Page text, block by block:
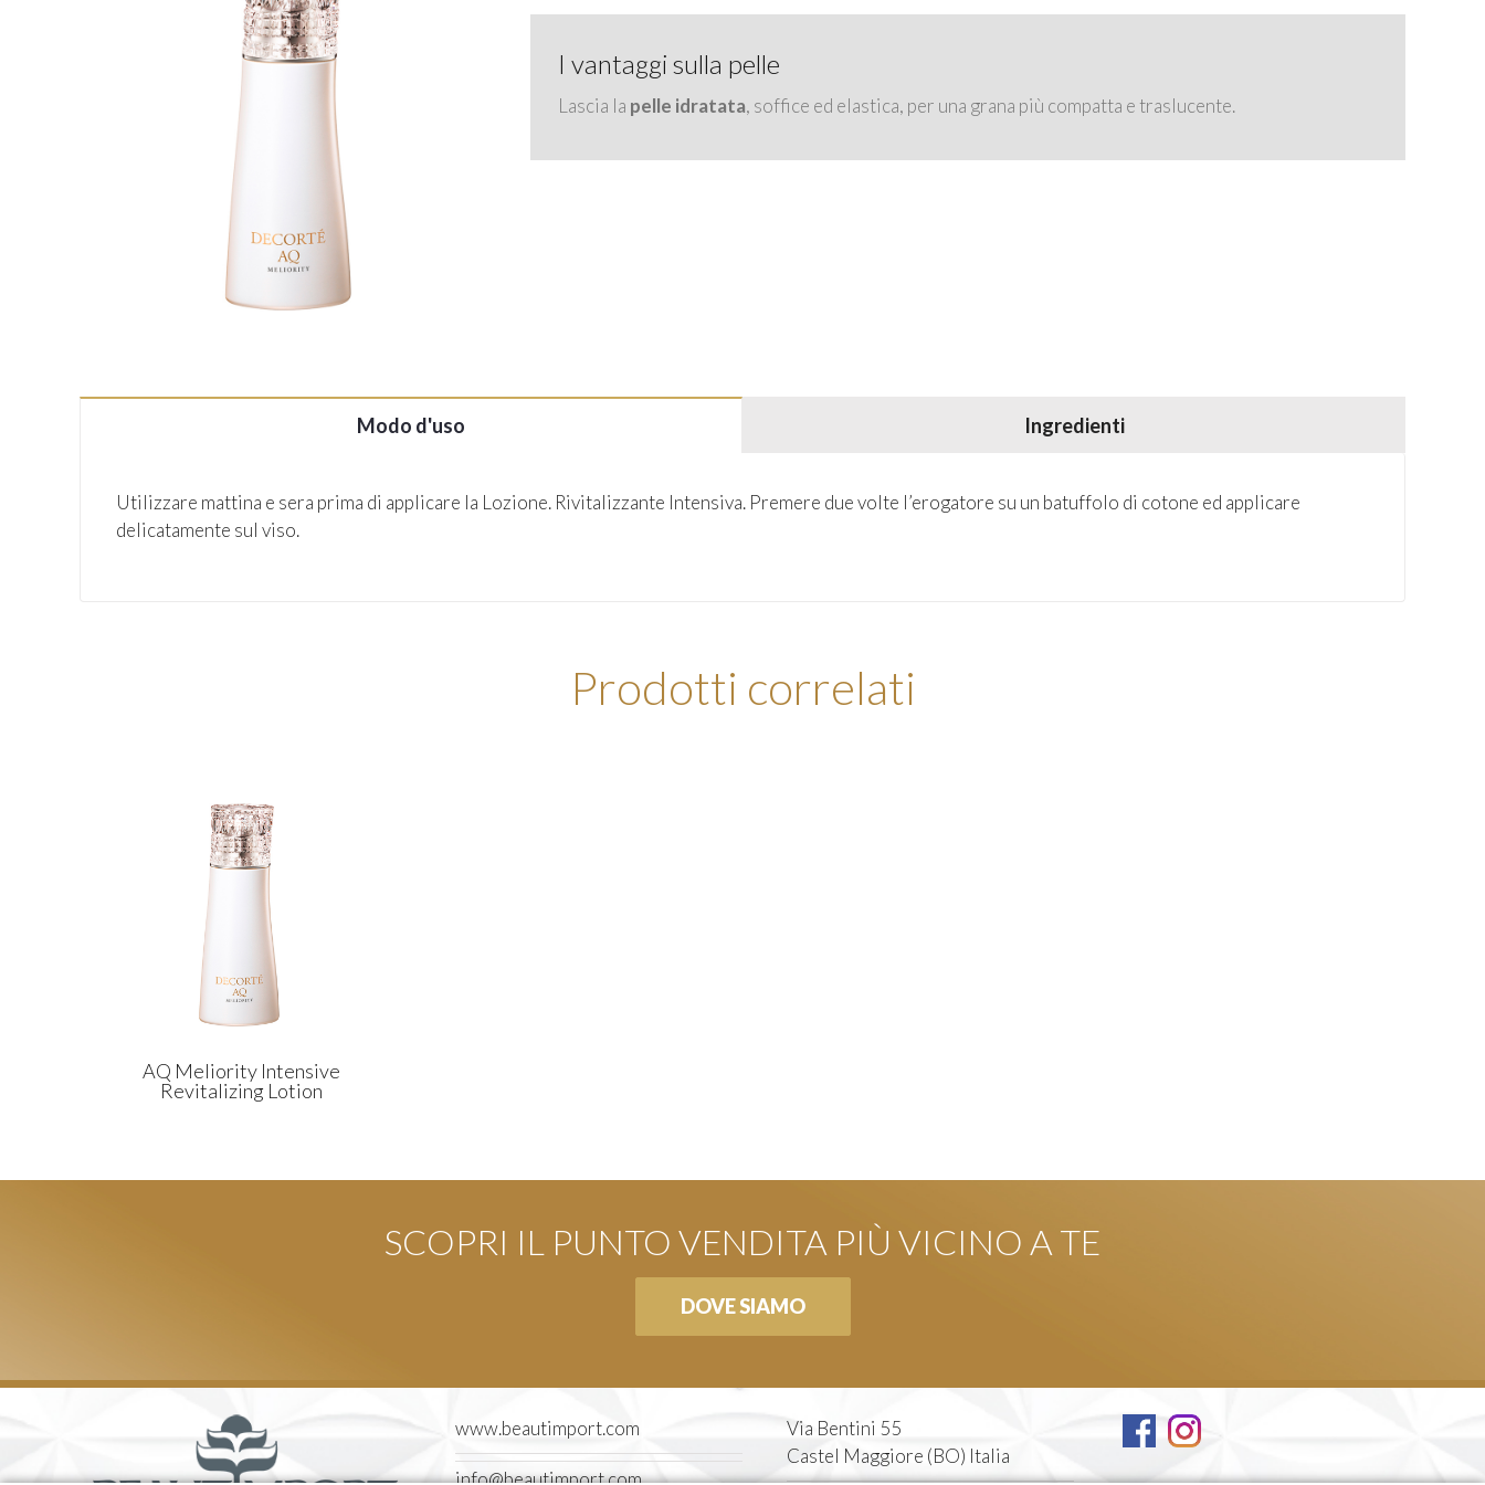
I vantaggi sulla pelle
Lascia la pelle idratata, soffice ed elastica, per una grana più compatta e traslucente.
Modo d'uso Ingredienti
Utilizzare mattina e sera prima di applicare la Lozione. Rivitalizzante Intensiva. Premere due volte l’erogatore su un batuffolo di cotone ed applicare
delicatamente sul viso.
Prodotti correlati
AQ Meliority Intensive
Revitalizing Lotion
SCOPRI IL PUNTO VENDITA PIÙ VICINO A TE
DOVE SIAMO
www.beautimport.com
info@beautimport.com
Via Bentini 55
Castel Maggiore (BO) Italia